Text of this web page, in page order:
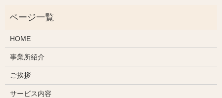
HOME
事業所紹介
ご挨拶
サービス内容